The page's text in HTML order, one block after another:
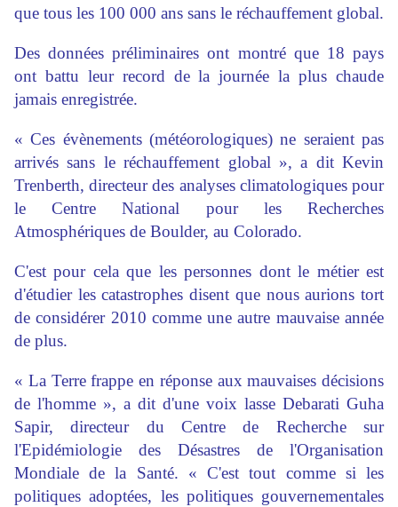
que tous les 100 000 ans sans le réchauffement global.
Des données préliminaires ont montré que 18 pays
ont battu leur record de la journée la plus chaude
jamais enregistrée.
« Ces évènements (météorologiques) ne seraient pas
arrivés sans le réchauffement global », a dit Kevin
Trenberth, directeur des analyses climatologiques pour
le Centre National pour les Recherches
Atmosphériques de Boulder, au Colorado.
C'est pour cela que les personnes dont le métier est
d'étudier les catastrophes disent que nous aurions tort
de considérer 2010 comme une autre mauvaise année
de plus.
« La Terre frappe en réponse aux mauvaises décisions
de l'homme », a dit d'une voix lasse Debarati Guha
Sapir, directeur du Centre de Recherche sur
l'Epidémiologie des Désastres de l'Organisation
Mondiale de la Santé. « C'est tout comme si les
politiques adoptées, les politiques gouvernementales